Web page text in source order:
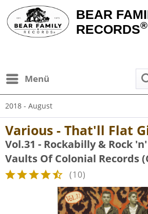
BEAR
RECORDS®
Menü
2018 - August
Various - That'll Flat
Vol.31 - Rockabilly & Rock
Vaults Of Colonial Records
(10)